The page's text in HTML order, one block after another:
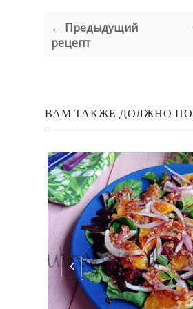
← Предыдущий
рецепт
ВАМ ТАКЖЕ ДОЛЖНО